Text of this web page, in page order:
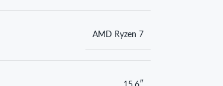
AMD Ryzen 7